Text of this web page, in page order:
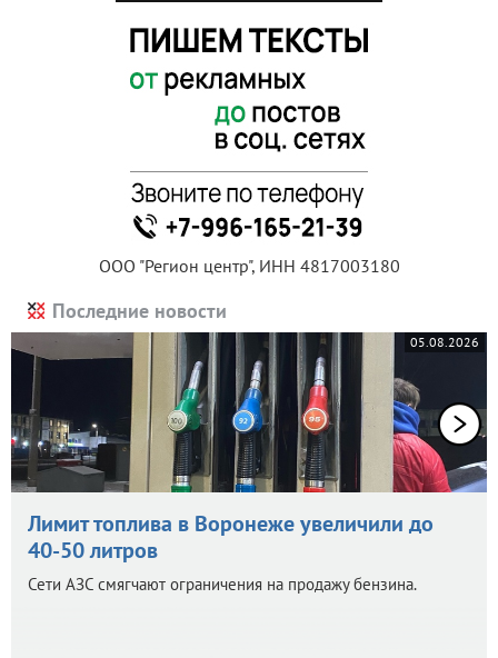
ООО "Регион центр", ИНН 4817003180
Последние новости
05.08.2026
Лимит топлива в Воронеже увеличили до
40-50 литров
Сети АЗС смягчают ограничения на продажу бензина.